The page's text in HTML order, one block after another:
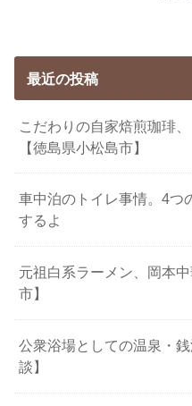
最近の投稿
こだわりの自家焙煎珈琲
【徳島県小松島市】
車中泊のトイレ事情。4つ
するよ
元祖白系ラーメン、岡本
市】
公衆浴場としての温泉・
談】